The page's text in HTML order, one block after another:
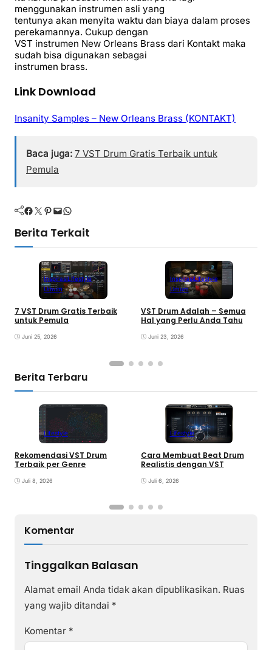
menggunakan instrumen asli yang
tentunya akan menyita waktu dan biaya dalam proses
perekamannya. Cukup dengan
VST instrumen New Orleans Brass dari Kontakt maka
sudah bisa digunakan sebagai
instrumen brass.
Link Download
Insanity Samples – New Orleans Brass (KONTAKT)
Baca juga: 7 VST Drum Gratis Terbaik untuk
Pemula
Facebook Twitter Pinterest Mail WhatsApp
Berita Terkait
InspirasiLifestyle
Umum
7 VST Drum Gratis Terbaik
untuk Pemula
Juni 25, 2026
InspirasiLifestyle
Umum
VST Drum Adalah – Semua
Hal yang Perlu Anda Tahu
Juni 23, 2026
Berita Terbaru
Lifestyle
Rekomendasi VST Drum
Terbaik per Genre
Juli 8, 2026
Lifestyle
Cara Membuat Beat Drum
Realistis dengan VST
Juli 6, 2026
Komentar
Tinggalkan Balasan
Alamat email Anda tidak akan dipublikasikan. Ruas
yang wajib ditandai *
Komentar *